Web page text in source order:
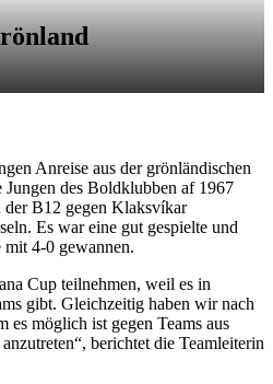
Anreise aus der grönländischen
des Boldklubben af 1967
der B12 gegen Klaksvíkar
Es war eine gut gespielte und
mit 4-0 gewannen.
Cup teilnehmen, weil es in
gibt. Gleichzeitig haben wir nach
es möglich ist gegen Teams aus
berichtet die Teamleiterin